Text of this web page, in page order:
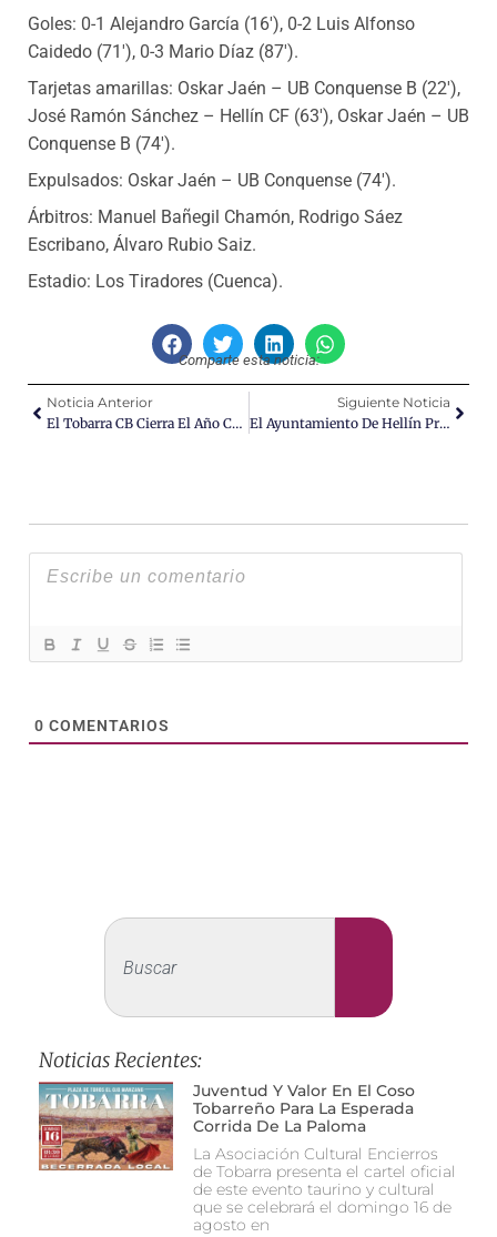
Goles: 0-1 Alejandro García (16′), 0-2 Luis Alfonso
Caidedo (71′), 0-3 Mario Díaz (87′).
Tarjetas amarillas: Oskar Jaén – UB Conquense B (22′),
José Ramón Sánchez – Hellín CF (63′), Oskar Jaén – UB
Conquense B (74′).
Expulsados: Oskar Jaén – UB Conquense (74′).
Árbitros: Manuel Bañegil Chamón, Rodrigo Sáez
Escribano, Álvaro Rubio Saiz.
Estadio: Los Tiradores (Cuenca).
Comparte esta noticia:
Noticia Anterior
El Tobarra CB Cierra El Año Con Una Derrota Ante El Líder
Siguiente Noticia
El Ayuntamiento De Hellín Presenta Un “cambio Estratégico” En El Plan De Sostenibilidad Turística
0 COMENTARIOS
Noticias Recientes:
Juventud Y Valor En El Coso
Tobarreño Para La Esperada
Corrida De La Paloma
La Asociación Cultural Encierros
de Tobarra presenta el cartel oficial
de este evento taurino y cultural
que se celebrará el domingo 16 de
agosto en